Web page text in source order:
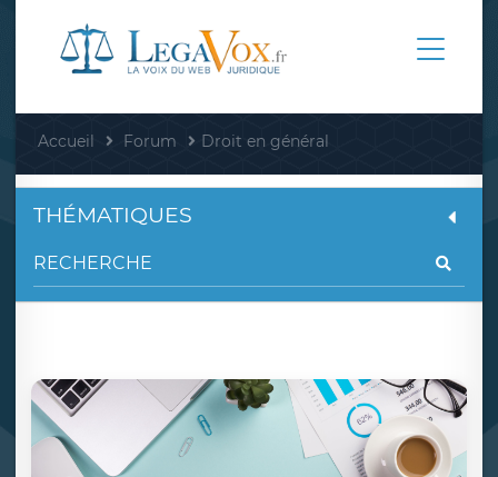
Accueil Forum Droit en général
THÉMATIQUES